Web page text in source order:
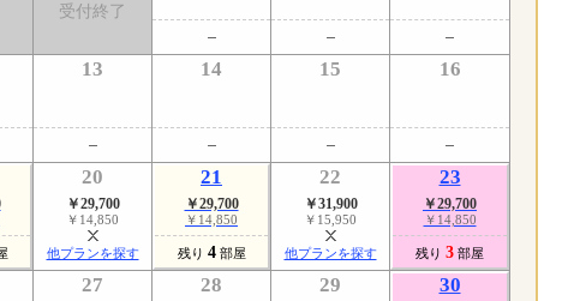
受付終了
13 14 15 16
20
￥29,700
￥14,850
他プランを探す
21
￥29,700
￥14,850
残り 4 部屋
22
￥31,900
￥15,950
他プランを探す
23
￥29,700
￥14,850
残り 3 部屋
27 28 29 30